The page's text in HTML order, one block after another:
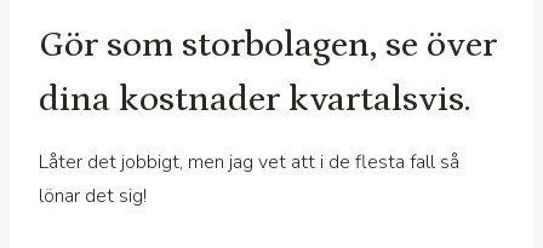
Gör som storbolagen, se över
dina kostnader kvartalsvis.
Låter det jobbigt, men jag vet att i de flesta fall så
lönar det sig!